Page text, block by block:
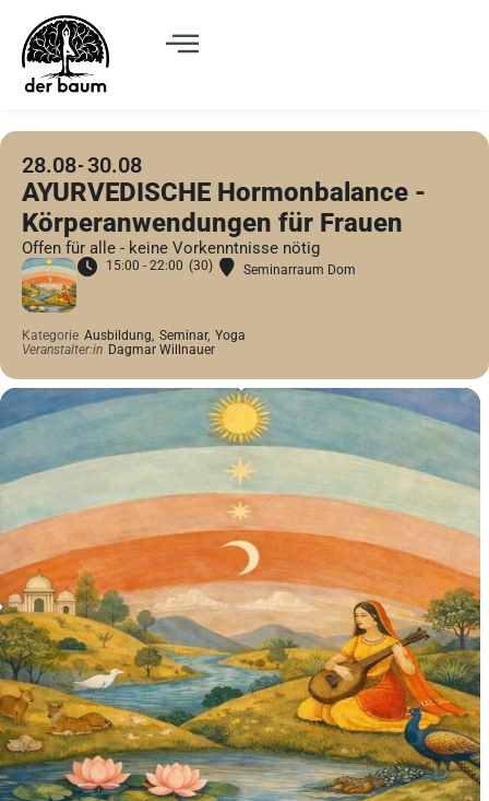
28.08 30.08
AYURVEDISCHE Hormonbalance -
Körperanwendungen für Frauen
Offen für alle - keine Vorkenntnisse nötig
15:00 - 22:00 (30) Seminarraum Dom
Kategorie Ausbildung, Seminar, Yoga
Veranstalter:in Dagmar Willnauer